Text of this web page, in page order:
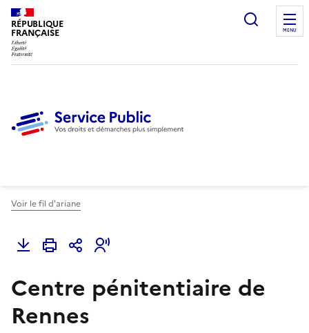
RÉPUBLIQUE
FRANÇAISE
Ouvrir
MENU
Voir le fil d'ariane
Centre pénitentiaire de
Rennes